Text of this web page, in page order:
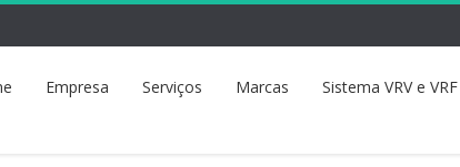
Empresa Serviços Marcas Sistema VRV e VRF